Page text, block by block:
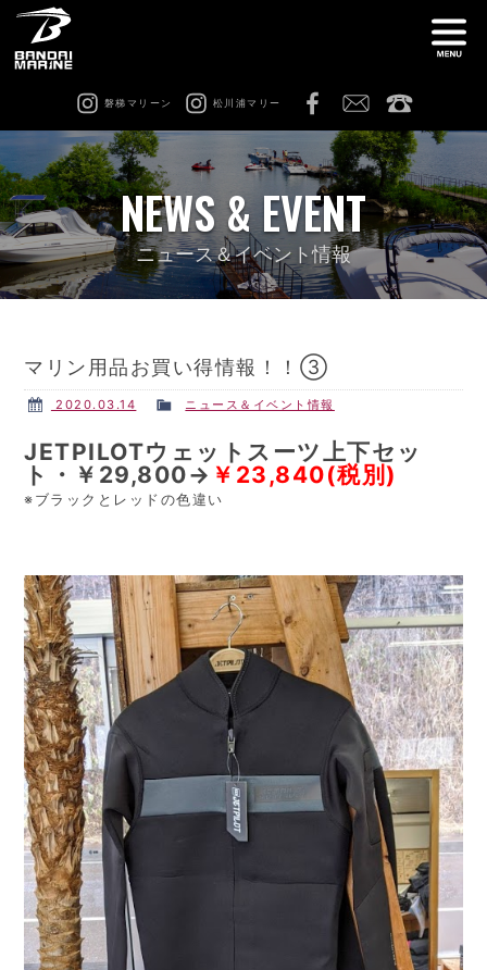
磐梯マリーン 松川浦マリー
船舶免許教室 在庫情報
レンタル 猪苗代ビーチサイドマリーナ
修理 & カスタム
NEWS & EVENT
ニュース＆イベント情報
マリン用品お買い得情報！！③
2020.03.14 ニュース＆イベント情報
JETPILOTウェットスーツ上下セッ
ト・￥29,800→ ￥23,840(税別)
※ブラックとレッドの色違い